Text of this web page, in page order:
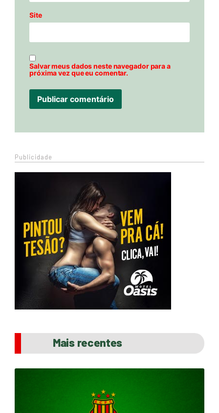
Site
Salvar meus dados neste navegador para a
próxima vez que eu comentar.
Publicidade
Mais recentes